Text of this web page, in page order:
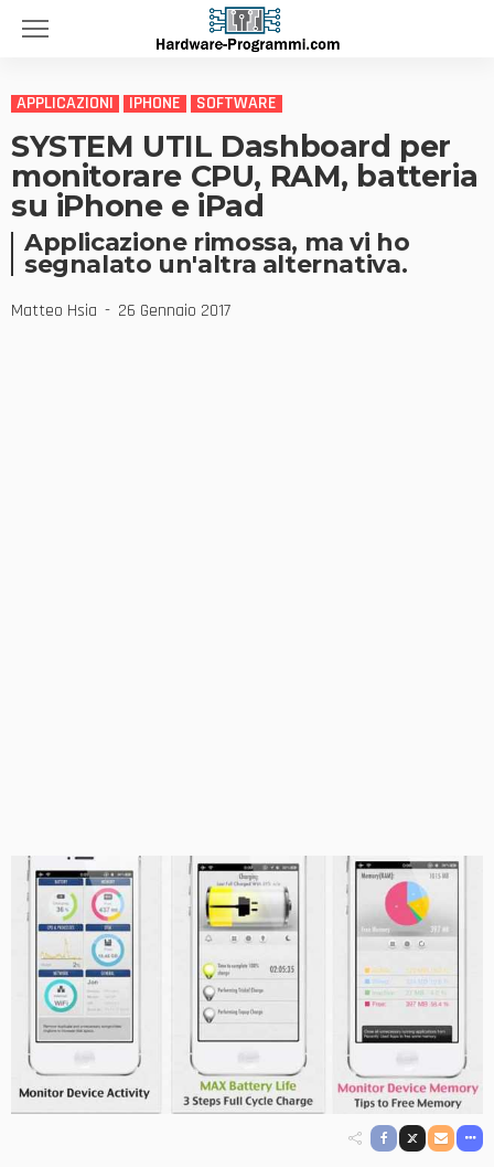
APPLICAZIONI IPHONE SOFTWARE
SYSTEM UTIL Dashboard per
monitorare CPU, RAM, batteria
su iPhone e iPad
Applicazione rimossa, ma vi ho
segnalato un'altra alternativa.
Matteo Hsia 26 Gennaio 2017